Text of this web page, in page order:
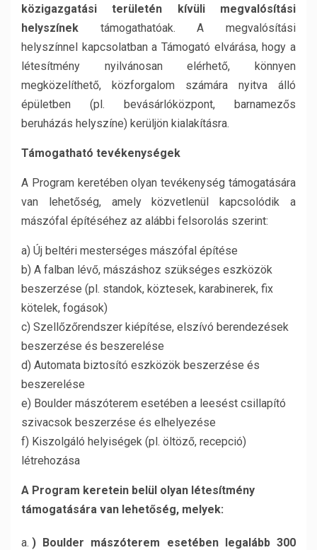
közigazgatási területén kívüli megvalósítási
helyszínek támogathatóak. A megvalósítási
helyszínnel kapcsolatban a Támogató elvárása, hogy a
létesítmény nyilvánosan elérhető, könnyen
megközelíthető, közforgalom számára nyitva álló
épületben (pl. bevásárlóközpont, barnamezős
beruházás helyszíne) kerüljön kialakításra.
Támogatható tevékenységek
A Program keretében olyan tevékenység támogatására
van lehetőség, amely közvetlenül kapcsolódik a
mászófal építéséhez az alábbi felsorolás szerint:
a) Új beltéri mesterséges mászófal építése
b) A falban lévő, mászáshoz szükséges eszközök
beszerzése (pl. standok, köztesek, karabinerek, fix
kötelek, fogások)
c) Szellőzőrendszer kiépítése, elszívó berendezések
beszerzése és beszerelése
d) Automata biztosító eszközök beszerzése és
beszerelése
e) Boulder mászóterem esetében a leesést csillapító
szivacsok beszerzése és elhelyezése
f) Kiszolgáló helyiségek (pl. öltöző, recepció)
létrehozása
A Program keretein belül olyan létesítmény
támogatására van lehetőség, melyek:
) Boulder mászóterem esetében legalább 300